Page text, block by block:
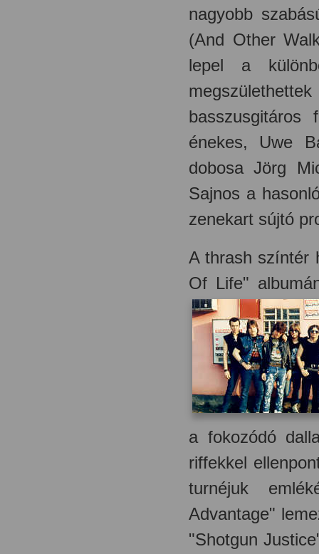
nagyobb
(And Other
lepel a
énekes, Uwe
dobosa Jörg
Sajnos a
zenekart sújtó
A thrash színtér
Of Life"
a fokozódó
riffekkel
turnéjuk
Advantage"
"Shotgun